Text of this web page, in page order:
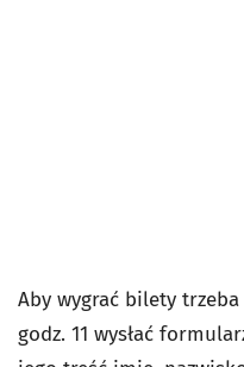
Aby wygrać bilety
godz. 11 wysłać